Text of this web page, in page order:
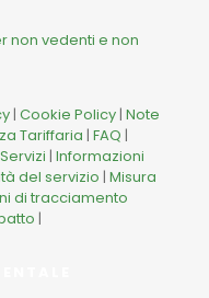
non vedenti e non
| Cookie Policy| Note
Tariffaria | FAQ |
| Informazioni
del servizio | Misura
di tracciamento
|